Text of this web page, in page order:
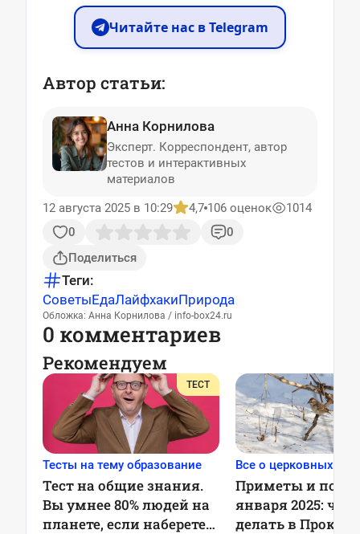
Читайте нас в Telegram
Автор статьи:
Анна Корнилова
Эксперт. Корреспондент, автор
тестов и интерактивных
материалов
12 августа 2025 в 10:29
4,7 106 оценок
1014
0
0
Поделиться
Теги:
СоветыЕдаЛайфхакиПрирода
Обложка: Анна Корнилова / info-box24.ru
0 комментариев
Рекомендуем
ТЕСТ
Тесты на тему образование
Тест на общие знания.
Вы умнее 80% людей на
планете, если наберете
Все о церковных
Приметы и
января 2025: что
делать в